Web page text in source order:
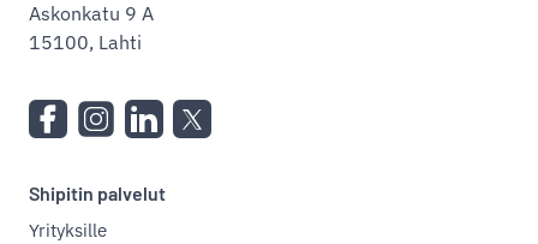
Askonkatu 9 A
15100, Lahti
Shipitin palvelut
Yrityksille